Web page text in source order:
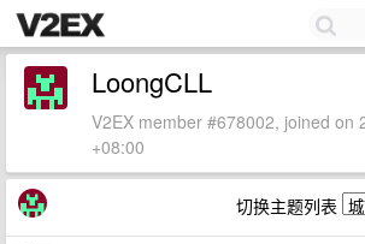
LoongCLL
V2EX member #678002, joined on
+08:00
切换主题列表